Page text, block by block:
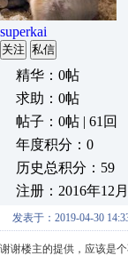
superkai
关注 私信
精华：0帖
求助：0帖
帖子：0帖 | 61回
年度积分：0
历史总积分：59
注册：2016年12
发表于：2019-04-30
谢谢楼主的提供，应该是